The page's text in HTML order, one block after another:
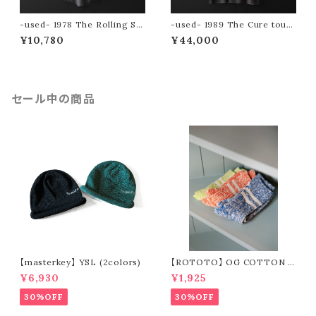
-used- 1978 The Rolling St
ones tour tee
¥10,780
-used- 1989 The Cure tour
tee (The Prayer Tour)
¥44,000
セール中の商品
【masterkey】 YSL (2colors)
¥6,930
30%OFF
【ROTOTO】 OG COTTON S
¥1,925
30%OFF